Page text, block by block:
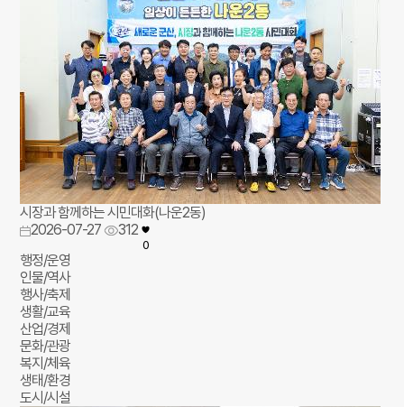
시장과 함께하는 시민대화(나운2동)
2026-07-27
312
0
행정/운영
인물/역사
행사/축제
생활/교육
산업/경제
문화/관광
복지/체육
생태/환경
도시/시설